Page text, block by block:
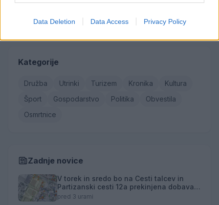
Data Deletion Data Access Privacy Policy
Vse osmrtnice →
Kategorije
Družba Utrinki Turizem Kronika
Kultura
Šport
Gospodarstvo Politika
Obvestila
Osmrtnice
Zadnje novice
V torek in sredo bo na Cesti talcev in
Partizanski cesti 12a prekinjena dobava
toplotne energije
pred 3 urami